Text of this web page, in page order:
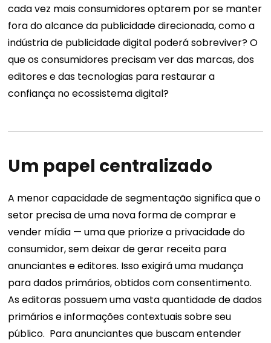
cada vez mais consumidores optarem por se manter
fora do alcance da publicidade direcionada, como a
indústria de publicidade digital poderá sobreviver? O
que os consumidores precisam ver das marcas, dos
editores e das tecnologias para restaurar a
confiança no ecossistema digital?
Um papel centralizado
A menor capacidade de segmentação significa que o
setor precisa de uma nova forma de comprar e
vender mídia — uma que priorize a privacidade do
consumidor, sem deixar de gerar receita para
anunciantes e editores. Isso exigirá uma mudança
para dados primários, obtidos com consentimento.
As editoras possuem uma vasta quantidade de dados
primários e informações contextuais sobre seu
público. Para anunciantes que buscam entender